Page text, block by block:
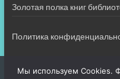
Золотая полка книг
Политика
Мы используем Cookies.